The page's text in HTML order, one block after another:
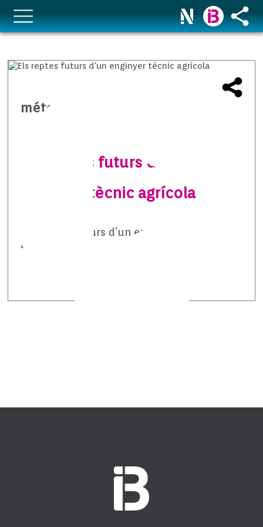
méteo temps i natura
Els reptes futurs d’un
enginyer tècnic agrícola
Els reptes futurs d’un enginyer tècnic
agrícola